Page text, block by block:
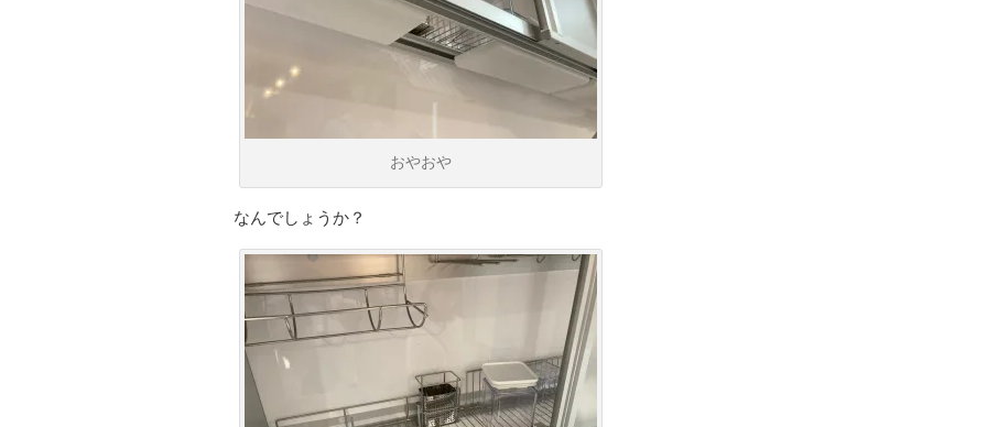
おやおや
なんでしょうか？